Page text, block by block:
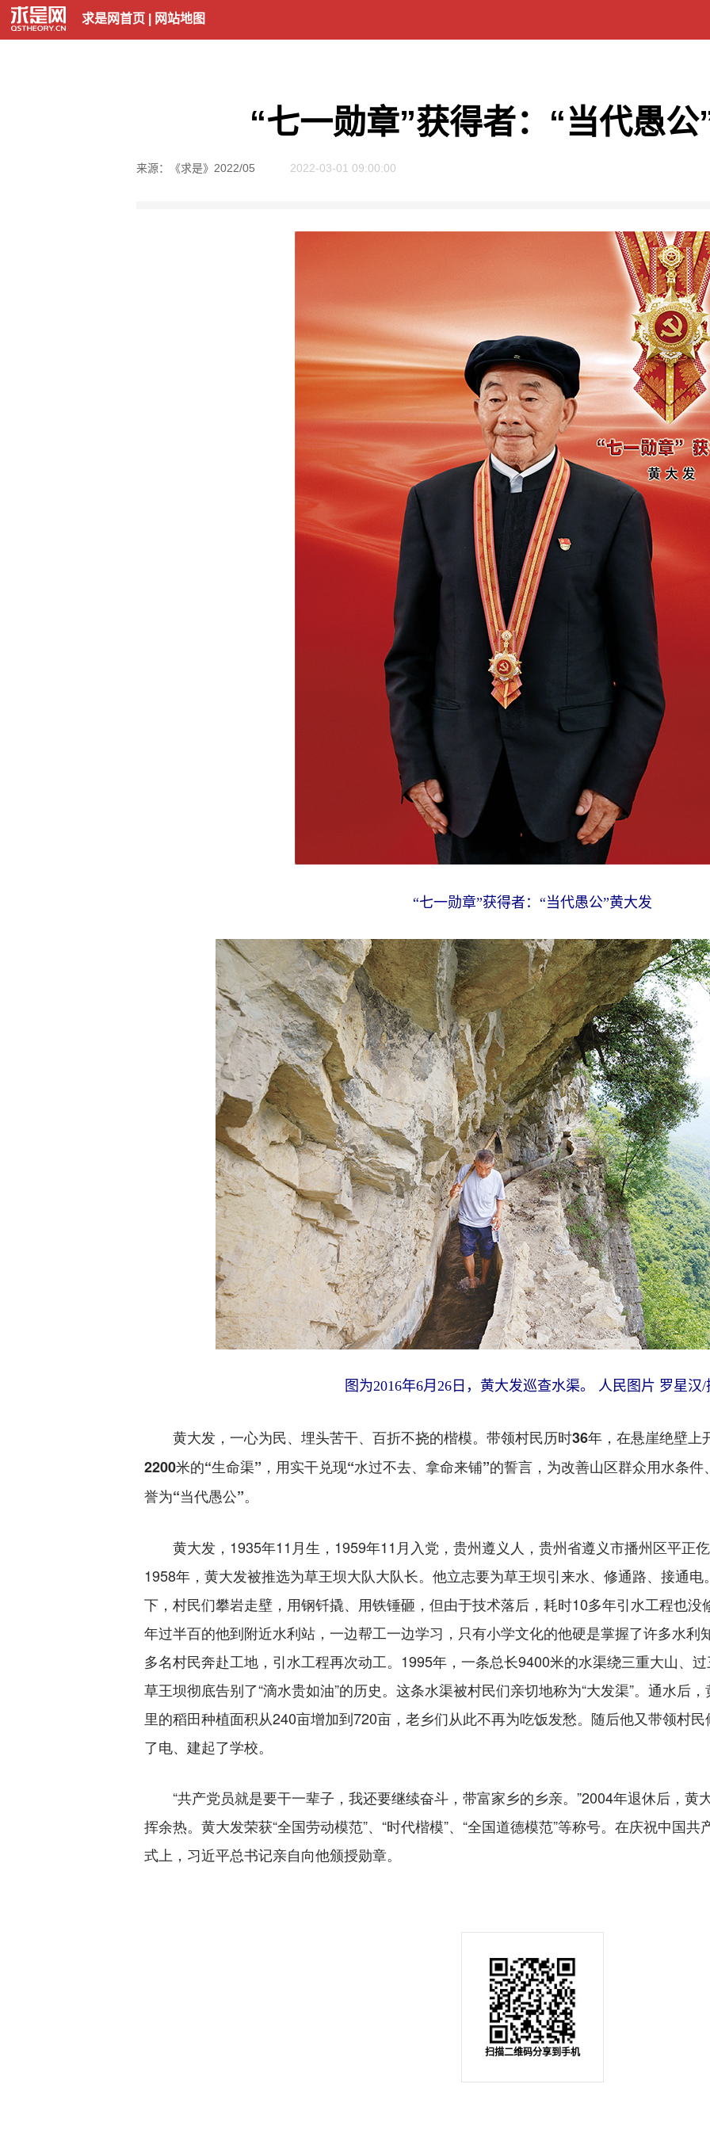
求是网首页 网站地图
“七一勋章”获得者：“当代愚公
来源：《求是》2022/05 2022-03-01 09:00:00
“七一勋章”获得者：“当代愚公”黄大发
图为2016年6月26日，黄大发巡查水渠。 人民图片 罗星汉/
黄大发，一心为民、埋头苦干、百折不挠的楷模。带领村民历时36年，在悬崖绝壁上
2200米的“生命渠”，用实干兑现“水过不去、拿命来铺”的誓言，为改善山区群众用水条
誉为“当代愚公”。
黄大发，1935年11月生，1959年11月入党，贵州遵义人，贵州省遵义市播州区平正
1958年，黄大发被推选为草王坝大队大队长。他立志要为草王坝引来水、修通路、接通
下，村民们攀岩走壁，用钢钎撬、用铁锤砸，但由于技术落后，耗时10多年引水工程也
年过半百的他到附近水利站，一边帮工一边学习，只有小学文化的他硬是掌握了许多水利
多名村民奔赴工地，引水工程再次动工。1995年，一条总长9400米的水渠绕三重大山、
草王坝彻底告别了“滴水贵如油”的历史。这条水渠被村民们亲切地称为“大发渠”。通水后
里的稻田种植面积从240亩增加到720亩，老乡们从此不再为吃饭发愁。随后他又带领村
了电、建起了学校。
“共产党员就是要干一辈子，我还要继续奋斗，带富家乡的乡亲。”2004年退休后，黄
挥余热。黄大发荣获“全国劳动模范”、“时代楷模”、“全国道德模范”等称号。在庆祝中国
式上，习近平总书记亲自向他颁授勋章。
扫描二维码分享到手机